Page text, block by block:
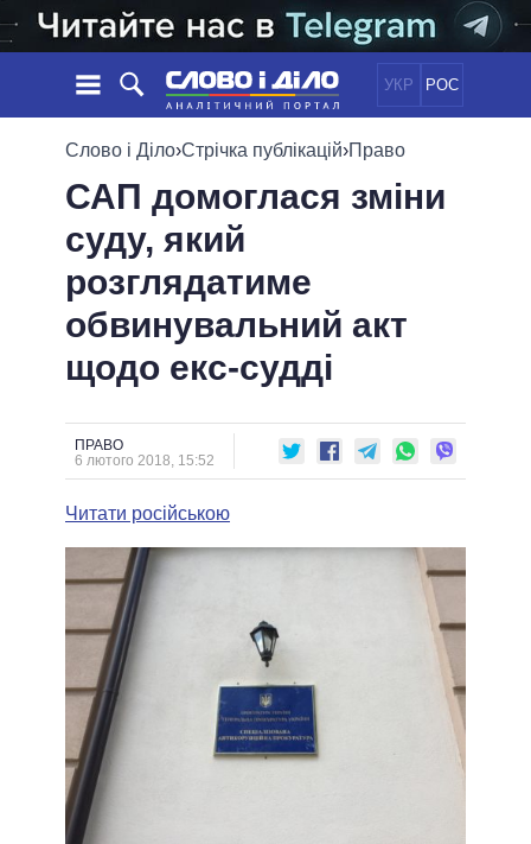
УКР РОС
НОВИНИ
СТРІЧКА
ПОДІЇ
СТАТТІ
ДУМКИ
ОГЛЯДИ
ДАЙДЖЕСТИ
ПОЛІТИКА
СУСПІЛЬСТВО
ОБIЦЯНКИ
ПОЛIТИКИ
УСІ ПОЛІТИКИ
ПРЕЗИДЕНТ І ОФІС
ВЕРХОВНА РАДА
ГОЛОВИ ОБЛАДМІНІСТРАЦІЙ
МЕРИ МІСТ
ВСІ ПЕРСОНИ
ІНФОГРАФІКА
ВІДЕО
ПОРІВНЯННЯ ПОЛІТИКІВ
Слово і Діло›Стрічка публікацій›Право
САП домоглася зміни
суду, який
розглядатиме
обвинувальний акт
щодо екс-судді
ПРАВО
6 лютого 2018, 15:52
Читати російською